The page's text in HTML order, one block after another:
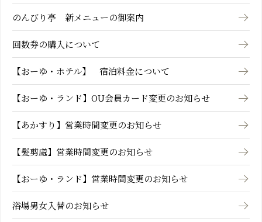
のんびり亭 新メニューの御案内
回数券の購入について
【おーゆ・ホテル】 宿泊料金について
【おーゆ・ランド】OU会員カード変更のお知らせ
【あかすり】営業時間変更のお知らせ
【髪剪處】営業時間変更のお知らせ
【おーゆ・ランド】営業時間変更のお知らせ
浴場男女入替のお知らせ